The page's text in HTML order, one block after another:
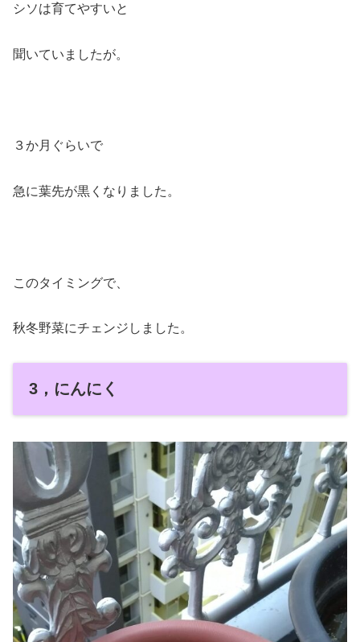
シソは育てやすいと
聞いていましたが。
３か月ぐらいで
急に葉先が黒くなりました。
このタイミングで、
秋冬野菜にチェンジしました。
3，にんにく